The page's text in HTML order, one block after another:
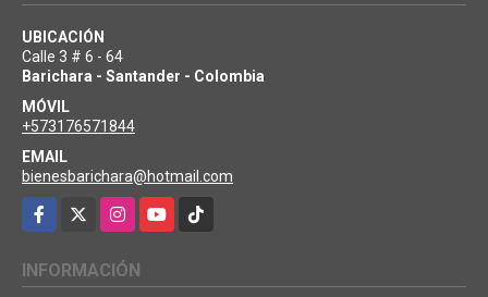
UBICACIÓN
Calle 3 # 6 - 64
Barichara - Santander - Colombia
MÓVIL
+573176571844
EMAIL
bienesbarichara@hotmail.com
Facebook
InstagramYouTubeTikTok
INFORMACIÓN